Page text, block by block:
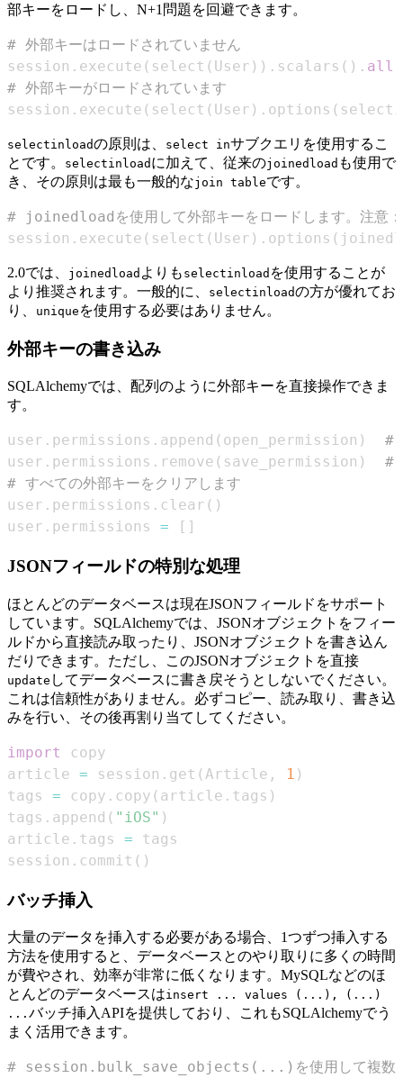
部キーをロードし、N+1問題を回避できます。
# 外部キーはロードされていません
session . execute ( select ( User ) ) . scalars ( ) . all
# 外部キーがロードされています
session . execute ( select ( User ) . options (
selectinloadの原則は、 select inサブクエリを使用するこ
とです。
selectinload に加えて、従来のjoinedload も使用で
き、その原則は最も一般的なjoin tableです。
# joinedloadを使用して外部キーをロードします。注意
session . execute ( select ( User ) . options (
2.0では、 joinedload よりも selectinload を使用することが
より推奨されます。一般的に、
selectinloadの方が優れてお
り、
unique を使用する必要はありません。
外部キーの書き込み
SQLAlchemyでは、配列のように外部キーを直接操作できま
す。
user . permissions . append ( open_permission )
#
user . permissions . remove ( save_permission )
#
# すべての外部キーをクリアします
user . permissions . clear ( )
user . permissions = [ ]
JSONフィールドの特別な処理
ほとんどのデータベースは現在JSONフィールドをサポート
しています。SQLAlchemyでは、JSONオブジェクトをフィー
ルドから直接読み取ったり、JSONオブジェクトを書き込ん
だりできます。ただし、このJSONオブジェクトを直接
update してデータベースに書き戻そうとしないでください。
これは信頼性がありません。必ずコピー、読み取り、書き込
みを行い、その後再割り当てしてください。
import
article = session . get (Article , 1 )
tags = copy . copy ( article . tags )
tags . append ( "iOS" )
article . tags =
session . commit ( )
バッチ挿入
大量のデータを挿入する必要がある場合、1つずつ挿入する
方法を使用すると、データベースとのやり取りに多くの時間
が費やされ、効率が非常に低くなります。MySQLなどのほ
とんどのデータベースはinsert ... values (...), (...)
... バッチ挿入APIを提供しており、これもSQLAlchemyでう
まく活用できます。
# session.bulk_save_objects(...)を使用して複数のオ